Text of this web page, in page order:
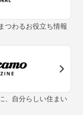
つわるお役立ち情報
、自分らしい住まい